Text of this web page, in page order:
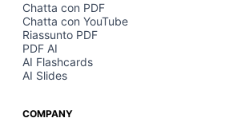
Chatta con PDF
Chatta con YouTube
Riassunto PDF
PDF AI
AI Flashcards
AI Slides
COMPANY